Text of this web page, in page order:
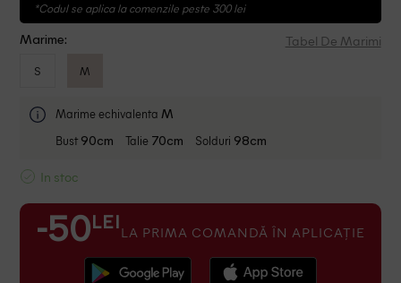
*Codul se aplica la comenzile peste 300 lei
Marime: Tabel De Marimi
S M
Marime echivalenta M
Bust 90cm Talie 70cm Solduri 98cm
In stoc
-50 LEI LA PRIMA COMANDĂ ÎN APLICAȚIE